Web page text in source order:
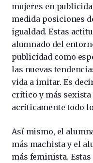
mujeres en
medida posiciones
igualdad. Estas
alumnado del
publicidad como
las nuevas
vida a imitar. Es
crítico y más sexista
acríticamente todo lo
Así mismo, el
más machista y el
más feminista.